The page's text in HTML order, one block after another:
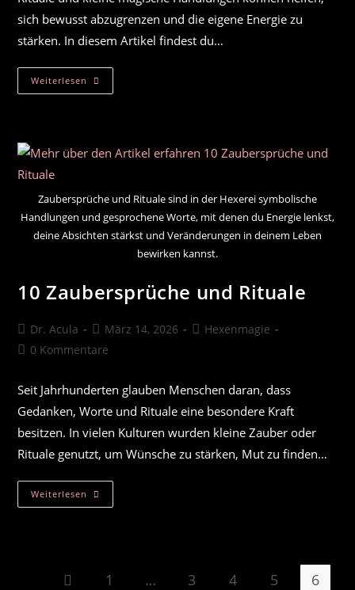
sich bewusst abzugrenzen und die eigene Energie zu
stärken. In diesem Artikel findest du…
Weiterlesen 10
Schutzzauber
Zaubersprüche und Rituale sind in der Hexerei symbolische
Handlungen und gesprochene Worte, mit denen du Energie lenkst,
deine Absichten stärkst und Veränderungen in deinem Leben
bewirken kannst.
10 Zaubersprüche und Rituale
Beitrags-
Autor:
Dr. Acula
Beitrag
veröffentlicht:
März 14, 2026
Beitrags-
Hexenmagie
Beitrags-
0 Kommentare
Seit Jahrhunderten glauben Menschen daran, dass
Gedanken, Worte und Rituale eine besondere Kraft
besitzen. In vielen Kulturen wurden kleine Zauber oder
Rituale genutzt, um Wünsche zu stärken, Mut zu finden…
Weiterlesen 10
Zaubersprüche
Zur vorherigen Seite
1 … 3 4 5
6